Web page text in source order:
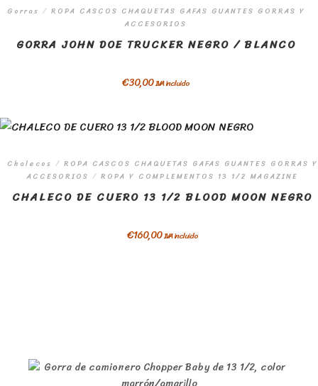
Gorras / ROPA CASCOS CHAQUETAS GAFAS GUANTES GORRAS Y
ACCESORIOS
GORRA JOHN DOE TRUCKER NEGRO / BLANCO
€30,00IVA incluido
Chalecos / ROPA CASCOS CHAQUETAS GAFAS GUANTES GORRAS Y
ACCESORIOS / ROPA Y COMPLEMENTOS 13 1/2 MAGAZINE
CHALECO DE CUERO 13 1/2 BLOOD MOON NEGRO
€160,00IVA incluido